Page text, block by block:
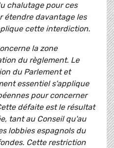
chalutage pour ces
étendre davantage les
cette interdiction.
la zone
du règlement. Le
du Parlement et
essentiel s'applique
pour concerner
défaite est le résultat
tant au Conseil qu'au
lobbies espagnols du
Cette restriction